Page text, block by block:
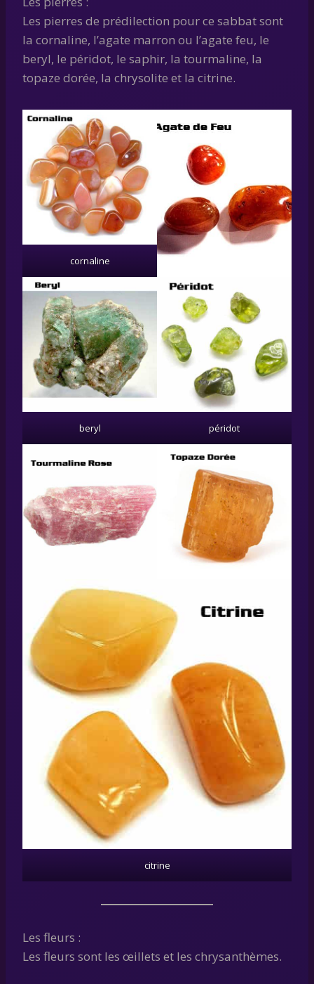
Les pierres de prédilection pour ce sabbat sont
la cornaline, l’agate marron ou l’agate feu, le
beryl, le péridot, le saphir, la tourmaline, la
topaze dorée, la chrysolite et la citrine.
cornaline
beryl péridot
citrine
Les fleurs :
Les fleurs sont les œillets et les chrysanthèmes.